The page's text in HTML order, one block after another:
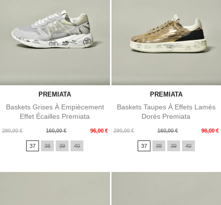
PREMIATA
Baskets Grises À Empiècement
Effet Écailles Premiata
290,00 €
Prix
160,00 € 96,00 €
Prix
37 38 39 40
PREMIATA
Baskets Taupes À Effets Lamés
Dorés Premiata
290,00 €
Prix
160,00 € 96,00 €
Prix
37 38 39 40